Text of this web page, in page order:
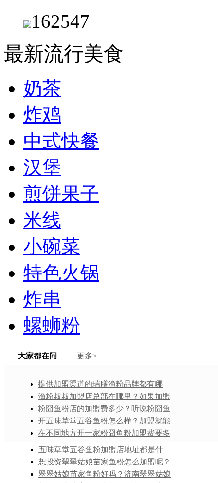
162547
最新流行美食
奶茶
炸鸡
中式快餐
汉堡
煎饼果子
米线
小碗菜
特色火锅
炸串
螺蛳粉
大家都在问 更多>
提供加盟渠道的瑞膳渔粉品牌都有哪
些？这么多年了，现在来看这一美食类型
的前景怎么样？
渔粉叔叔加盟店总部在哪里？如果加盟
它的话，电话号码是多少？
粉囧鱼粉店的加盟费多少？听说粉囧鱼
粉是个不错的小本项目，真的吗？
开五味草堂五谷鱼粉怎么样？加盟就能
学还是需要花钱买技术配方？
在不同地方开一家粉囧鱼粉加盟费要多
少钱？费用组成分为几部分？
五味草堂五谷鱼粉加盟店地址都是什
么？开一家五味草堂五谷鱼粉加盟店，大
概多少钱？
想投资翠翠姑娘苗家鱼粉怎么加盟呢？
有没有人加盟过它并且成功过啊？
翠翠姑娘苗家鱼粉好吗？济南翠翠姑娘